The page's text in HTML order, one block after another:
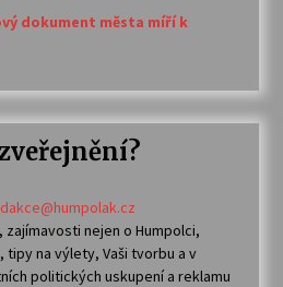
dokument města míří k
nejen o Humpolci,
na výlety, Vaši tvorbu a v
politických uskupení a reklamu